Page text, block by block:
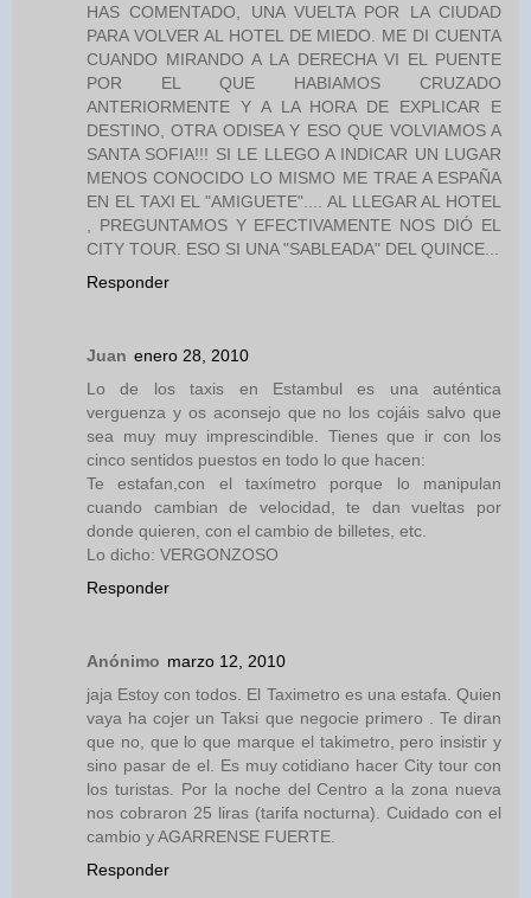
HAS COMENTADO, UNA VUELTA POR LA CIUDAD
PARA VOLVER AL HOTEL DE MIEDO. ME DI CUENTA
CUANDO MIRANDO A LA DERECHA VI EL PUENTE
POR EL QUE HABIAMOS CRUZADO
ANTERIORMENTE Y A LA HORA DE EXPLICAR E
DESTINO, OTRA ODISEA Y ESO QUE VOLVIAMOS A
SANTA SOFIA!!! SI LE LLEGO A INDICAR UN LUGAR
MENOS CONOCIDO LO MISMO ME TRAE A ESPAÑA
EN EL TAXI EL "AMIGUETE".... AL LLEGAR AL HOTEL
, PREGUNTAMOS Y EFECTIVAMENTE NOS DIÓ EL
CITY TOUR. ESO SI UNA "SABLEADA" DEL QUINCE...
Responder
Juan enero 28, 2010
Lo de los taxis en Estambul es una auténtica
verguenza y os aconsejo que no los cojáis salvo que
sea muy muy imprescindible. Tienes que ir con los
cinco sentidos puestos en todo lo que hacen:
Te estafan,con el taxímetro porque lo manipulan
cuando cambian de velocidad, te dan vueltas por
donde quieren, con el cambio de billetes, etc.
Lo dicho: VERGONZOSO
Responder
Anónimo marzo 12, 2010
jaja Estoy con todos. El Taximetro es una estafa. Quien
vaya ha cojer un Taksi que negocie primero . Te diran
que no, que lo que marque el takimetro, pero insistir y
sino pasar de el. Es muy cotidiano hacer City tour con
los turistas. Por la noche del Centro a la zona nueva
nos cobraron 25 liras (tarifa nocturna). Cuidado con el
cambio y AGARRENSE FUERTE.
Responder